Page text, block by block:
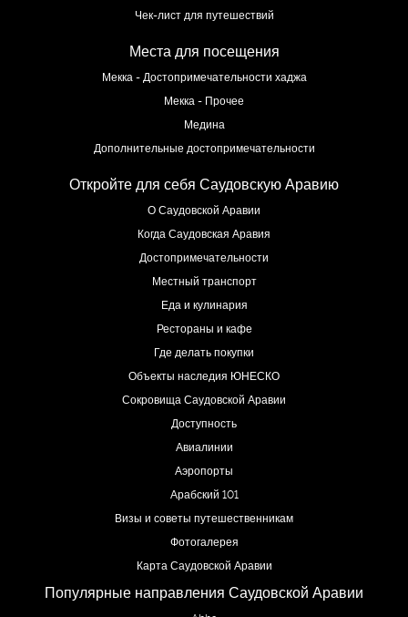
Чек-лист для путешествий
Места для посещения
Мекка - Достопримечательности хаджа
Мекка - Прочее
Медина
Дополнительные достопримечательности
Откройте для себя Саудовскую Аравию
О Саудовской Аравии
Когда Саудовская Аравия
Достопримечательности
Местный транспорт
Еда и кулинария
Рестораны и кафе
Где делать покупки
Объекты наследия ЮНЕСКО
Сокровища Саудовской Аравии
Доступность
Авиалинии
Аэропорты
Арабский 101
Визы и советы путешественникам
Фотогалерея
Карта Саудовской Аравии
Популярные направления Саудовской Аравии